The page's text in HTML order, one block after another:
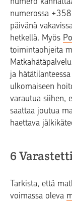
numerossa
päivänä
hetkellä. Myös
toimintaohjeita
ja
ulkomaiseen
varautua siihen,
saattaa joutua
haettava
6
Tarkista, että
voimassa oleva